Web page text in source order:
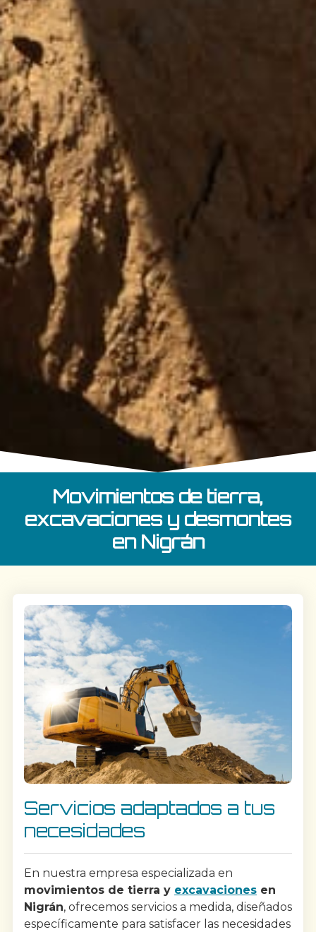
Movimientos de tierra,
excavaciones y desmontes
en Nigrán
Servicios adaptados a tus
necesidades
En nuestra empresa especializada en
movimientos de tierra y excavaciones en
Nigrán, ofrecemos servicios a medida, diseñados
específicamente para satisfacer las necesidades